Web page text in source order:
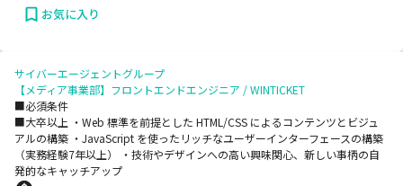
お気に入り
サイバーエージェントグループ
【メディア事業部】フロントエンドエンジニア / WINTICKET
■必須条件
■大卒以上 ・Web 標準を前提とした HTML/CSS によるコンテンツとビジュ
アルの構築 ・JavaScript を使ったリッチなユーザーインターフェースの構築
（実務経験7年以上） ・技術やデザインへの高い興味関心、新しい事柄の自
発的なキャッチアップ